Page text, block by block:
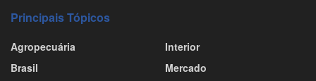
Principais Tópicos
Agropecuária
Brasil
Interior
Mercado